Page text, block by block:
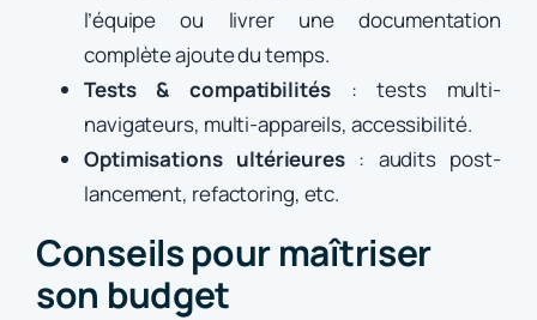
l’équipe ou livrer une documentation
complète ajoute du temps.
Tests & compatibilités: tests multi-
navigateurs, multi-appareils, accessibilité.
Optimisations ultérieures : audits post-
lancement, refactoring, etc.
Conseils pour maîtriser
son budget